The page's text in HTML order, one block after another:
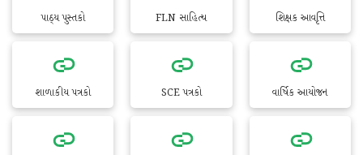
પાઠ્ય પુસ્તકો FLN સાહિત્ય શિક્ષક આવૃત્તિ
શાળાકીય પત્રકો SCE પત્રકો વાર્ષિક આયોજન